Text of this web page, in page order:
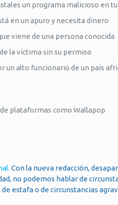
un programa malicioso en
en un apuro y necesita dinero
viene de una persona conocida
la víctima sin su permiso
un alto funcionario de un país
plataformas como Wallapop
. Con la nueva redacción,
no podemos hablar de
estafa o de circunstancias